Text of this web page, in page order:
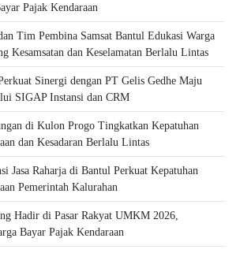
Pajak Kendaraan
Tim Pembina Samsat Bantul Edukasi Warga
Kesamsatan dan Keselamatan Berlalu Lintas
Sinergi dengan PT Gelis Gedhe Maju
SIGAP Instansi dan CRM
di Kulon Progo Tingkatkan Kepatuhan
dan Kesadaran Berlalu Lintas
Jasa Raharja di Bantul Perkuat Kepatuhan
Pemerintah Kalurahan
Hadir di Pasar Rakyat UMKM 2026,
Bayar Pajak Kendaraan